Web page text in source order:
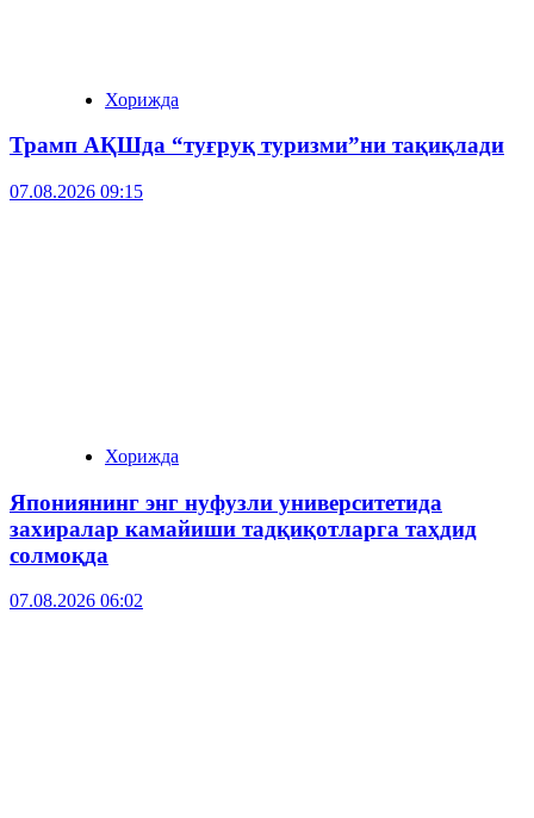
Хорижда
Трамп АҚШда “туғруқ туризми”ни тақиқлади
07.08.2026 09:15
Хорижда
Япониянинг энг нуфузли университетида
захиралар камайиши тадқиқотларга таҳдид
солмоқда
07.08.2026 06:02